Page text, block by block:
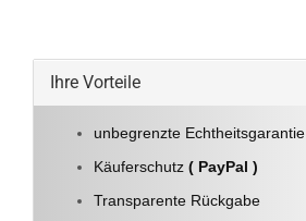
Ihre Vorteile
unbegrenzte Echtheitsgarantie
Käuferschutz ( PayPal )
Transparente Rückgabe